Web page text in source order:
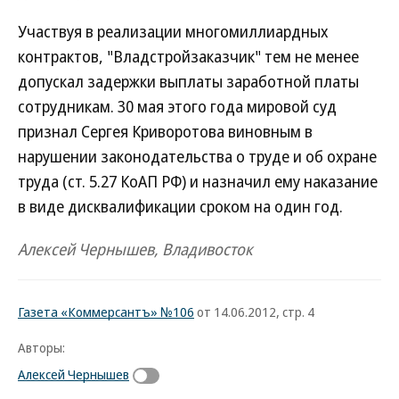
Участвуя в реализации многомиллиардных
контрактов, "Владстройзаказчик" тем не менее
допускал задержки выплаты заработной платы
сотрудникам. 30 мая этого года мировой суд
признал Сергея Криворотова виновным в
нарушении законодательства о труде и об охране
труда (ст. 5.27 КоАП РФ) и назначил ему наказание
в виде дисквалификации сроком на один год.
Алексей Чернышев, Владивосток
Газета «Коммерсантъ» №106 от 14.06.2012, стр. 4
Авторы:
Алексей Чернышев